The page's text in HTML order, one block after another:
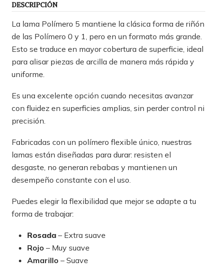
DESCRIPCIÓN
La lama Polímero 5 mantiene la clásica forma de riñón
de las Polímero 0 y 1, pero en un formato más grande.
Esto se traduce en mayor cobertura de superficie, ideal
para alisar piezas de arcilla de manera más rápida y
uniforme.
Es una excelente opción cuando necesitas avanzar
con fluidez en superficies amplias, sin perder control ni
precisión.
Fabricadas con un polímero flexible único, nuestras
lamas están diseñadas para durar: resisten el
desgaste, no generan rebabas y mantienen un
desempeño constante con el uso.
Puedes elegir la flexibilidad que mejor se adapte a tu
forma de trabajar:
Rosada – Extra suave
Rojo – Muy suave
Amarillo – Suave